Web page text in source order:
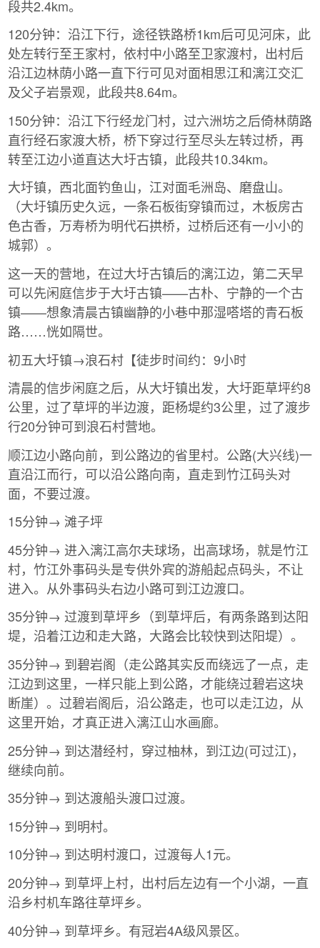
段共2.4km。
120分钟：沿江下行，途径铁路桥1km后可见河床，此
处左转行至王家村，依村中小路至卫家渡村，出村后
沿江边林荫小路一直下行可见对面相思江和漓江交汇
及父子岩景观，此段共8.64m。
150分钟：沿江下行经龙门村，过六洲坊之后倚林荫路
直行经石家渡大桥，桥下穿过行至尽头左转过桥，再
转至江边小道直达大圩古镇，此段共10.34km。
大圩镇，西北面钓鱼山，江对面毛洲岛、磨盘山。
（大圩镇历史久远，一条石板街穿镇而过，木板房古
色古香，万寿桥为明代石拱桥，过桥后还有一小小的
城郭）。
这一天的营地，在过大圩古镇后的漓江边，第二天早
可以先闲庭信步于大圩古镇——古朴、宁静的一个古
镇——想象清晨古镇幽静的小巷中那湿嗒塔的青石板
路……恍如隔世。
初五大圩镇→浪石村【徒步时间约：9小时
清晨的信步闲庭之后，从大圩镇出发，大圩距草坪约8
公里，过了草坪的半边渡，距杨堤约3公里，过了渡步
行20分钟可到浪石村营地。
顺江边小路向前，到公路边的省里村。公路(大兴线)一
直沿江而行，可以沿公路向南，直走到竹江码头对
面，不要过渡。
15分钟→ 滩子坪
45分钟→ 进入漓江高尔夫球场，出高球场，就是竹江
村，竹江外事码头是专供外宾的游船起点码头，不让
进入。从外事码头右边小路可到江边渡口。
35分钟→ 过渡到草坪乡（到草坪后，有两条路到达阳
堤，沿着江边和走大路，大路会比较快到达阳堤）。
35分钟→ 到碧岩阁（走公路其实反而绕远了一点，走
江边到这里，一样只能上到公路，才能绕过碧岩这块
断崖）。过碧岩阁后，沿公路走，也可以走江边，从
这里开始，才真正进入漓江山水画廊。
25分钟→ 到达潜经村，穿过柚林，到江边(可过江)，
继续向前。
35分钟→ 到达渡船头渡口过渡。
15分钟→ 到明村。
10分钟→ 到达明村渡口，过渡每人1元。
20分钟→ 到草坪上村，出村后左边有一个小湖，一直
沿乡村机车路往草坪乡。
40分钟→ 到草坪乡。有冠岩4A级风景区。